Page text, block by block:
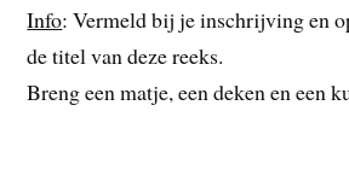
Info: Vermeld bij je inschrijving en
de titel van deze reeks.
Breng een matje, een deken en een